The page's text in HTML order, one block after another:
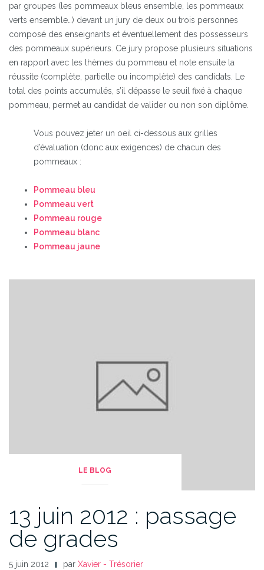
par groupes (les pommeaux bleus ensemble, les pommeaux
verts ensemble…) devant un jury de deux ou trois personnes
composé des enseignants et éventuellement des possesseurs
des pommeaux supérieurs. Ce jury propose plusieurs situations
en rapport avec les thèmes du pommeau et note ensuite la
réussite (complète, partielle ou incomplète) des candidats. Le
total des points accumulés, s’il dépasse le seuil fixé à chaque
pommeau, permet au candidat de valider ou non son diplôme.
Vous pouvez jeter un oeil ci-dessous aux grilles
d’évaluation (donc aux exigences) de chacun des
pommeaux :
Pommeau bleu
Pommeau vert
Pommeau rouge
Pommeau blanc
Pommeau jaune
LE BLOG
13 juin 2012 : passage
de grades
5 juin 2012 par Xavier - Trésorier